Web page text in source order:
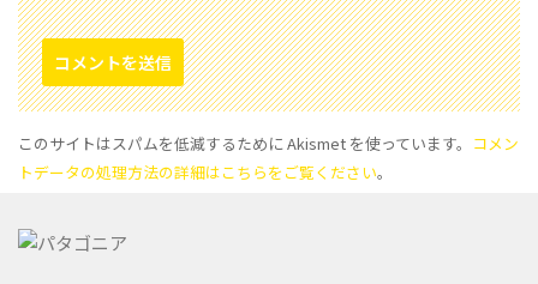
このサイトはスパムを低減するために Akismet を使っています。 コメン
トデータの処理方法の詳細はこちらをご覧ください。